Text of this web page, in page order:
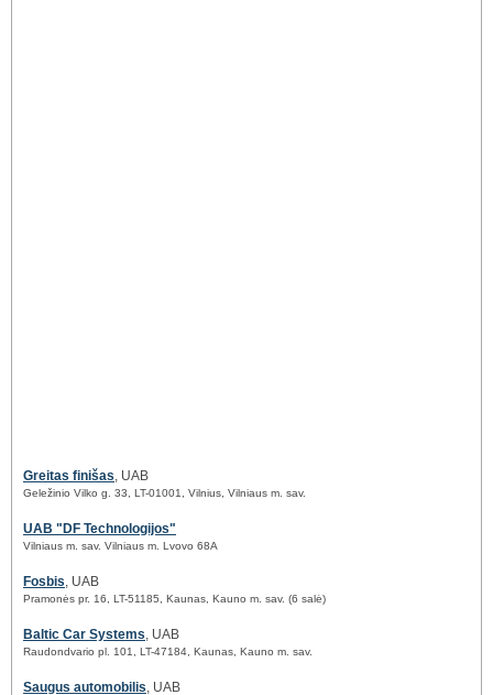
Greitas finišas, UAB
Geležinio Vilko g. 33, LT-01001, Vilnius, Vilniaus m. sav.
UAB "DF Technologijos"
Vilniaus m. sav. Vilniaus m. Lvovo 68A
Fosbis, UAB
Pramonės pr. 16, LT-51185, Kaunas, Kauno m. sav. (6 salė)
Baltic Car Systems, UAB
Raudondvario pl. 101, LT-47184, Kaunas, Kauno m. sav.
Saugus automobilis, UAB